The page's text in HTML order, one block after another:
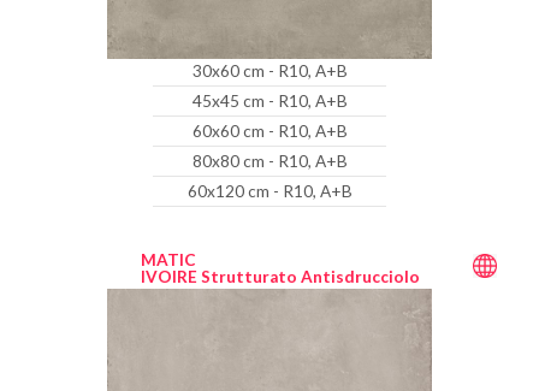
30x60 cm - R10, A+B
45x45 cm - R10, A+B
60x60 cm - R10, A+B
80x80 cm - R10, A+B
60x120 cm - R10, A+B
MATIC
IVOIRE Strutturato Antisdrucciolo